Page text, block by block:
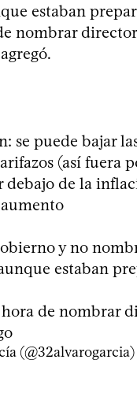
estaban
nombrar
se puede bajar
(así fuera
debajo de la
y no
estaban
hora de nombrar
(@32alvarogarcia)